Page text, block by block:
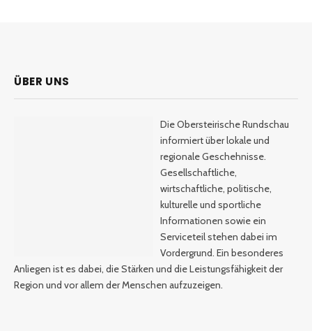
ÜBER UNS
Die Obersteirische Rundschau
informiert über lokale und
regionale Geschehnisse.
Gesellschaftliche,
wirtschaftliche, politische,
kulturelle und sportliche
Informationen sowie ein
Serviceteil stehen dabei im
Vordergrund. Ein besonderes
Anliegen ist es dabei, die Stärken und die Leistungsfähigkeit der
Region und vor allem der Menschen aufzuzeigen.